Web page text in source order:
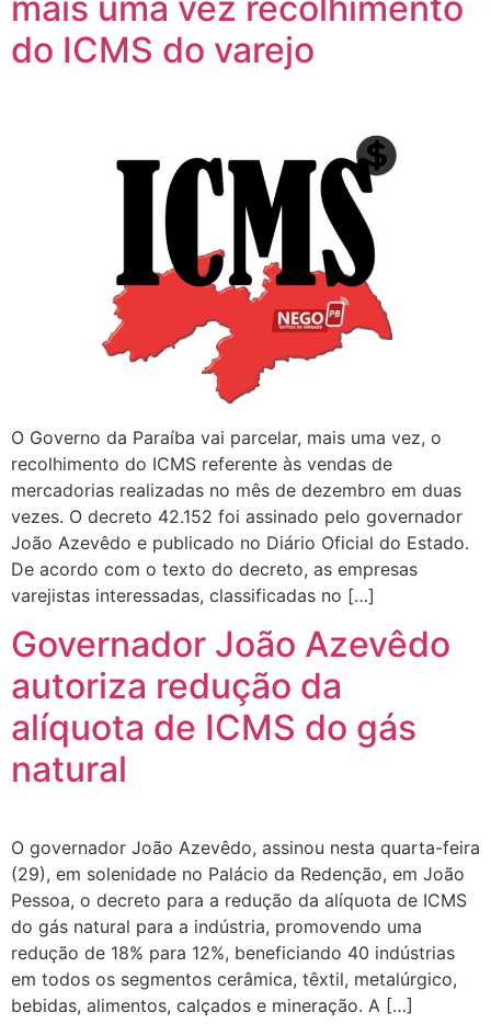
do ICMS do varejo
O Governo da Paraíba vai parcelar, mais uma vez, o
recolhimento do ICMS referente às vendas de
mercadorias realizadas no mês de dezembro em duas
vezes. O decreto 42.152 foi assinado pelo governador
João Azevêdo e publicado no Diário Oficial do Estado.
De acordo com o texto do decreto, as empresas
varejistas interessadas, classificadas no […]
Governador João Azevêdo
autoriza redução da
alíquota de ICMS do gás
natural
O governador João Azevêdo, assinou nesta quarta-feira
(29), em solenidade no Palácio da Redenção, em João
Pessoa, o decreto para a redução da alíquota de ICMS
do gás natural para a indústria, promovendo uma
redução de 18% para 12%, beneficiando 40 indústrias
em todos os segmentos cerâmica, têxtil, metalúrgico,
bebidas, alimentos, calçados e mineração. A […]